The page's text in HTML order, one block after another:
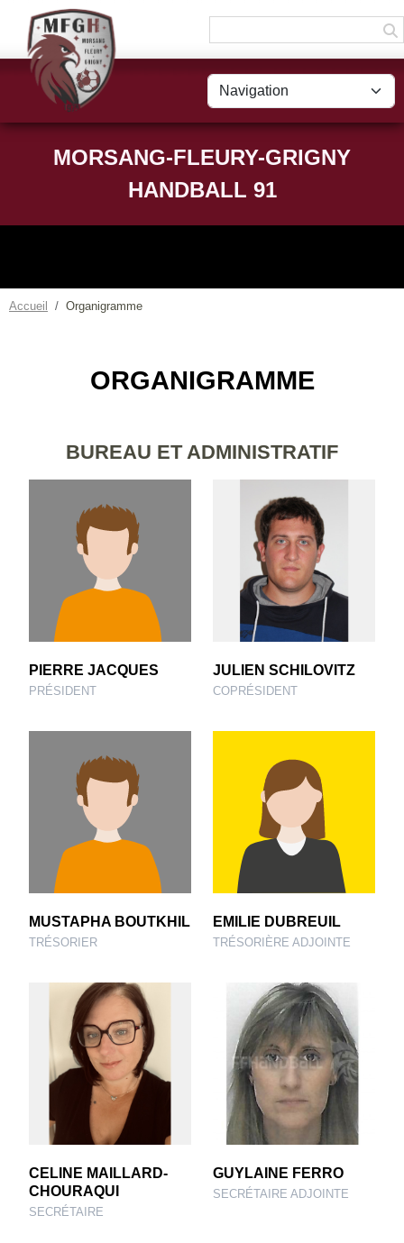
MORSANG-FLEURY-GRIGNY
HANDBALL 91
Accueil Organigramme
ORGANIGRAMME
BUREAU ET ADMINISTRATIF
PIERRE JACQUES
PRÉSIDENT
JULIEN SCHILOVITZ
COPRÉSIDENT
MUSTAPHA BOUTKHIL
TRÉSORIER
EMILIE DUBREUIL
TRÉSORIÈRE ADJOINTE
CELINE MAILLARD-
CHOURAQUI
SECRÉTAIRE
GUYLAINE FERRO
SECRÉTAIRE ADJOINTE
Panneau de gestion des cookies